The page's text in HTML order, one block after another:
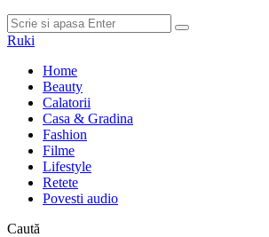
Cauta
dupa:
Cauta
Ruki
Home
Beauty
Calatorii
Casa & Gradina
Fashion
Filme
Lifestyle
Retete
Povesti audio
Caută